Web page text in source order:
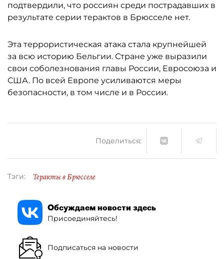
подтвердили, что россиян среди пострадавших в
результате серии терактов в Брюсселе нет.
Эта террористическая атака стала крупнейшей
за всю историю Бельгии. Стране уже выразили
свои соболезнования главы России, Евросоюза и
США. По всей Европе усиливаются меры
безопасности, в том числе и в России.
Поделиться:
Тэги: Теракты в Брюсселе
Обсуждаем новости здесь
Присоединяйтесь!
Подписаться на новости